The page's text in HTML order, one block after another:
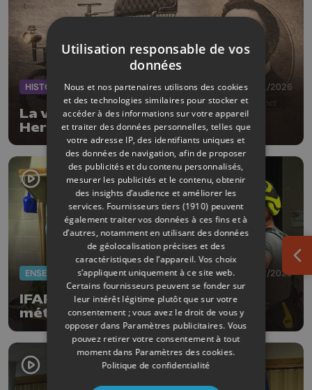
HISTOIRE 13/01/2026
La voiture hybride : inventée à
Herstal ?
ENSEIGNEMENT 12/12/2025
IFAPME : inauguration d'un pôle
métiers verts
Utilisation responsable de vos
données
Nous et nos partenaires utilisons des cookies
et des technologies similaires pour stocker et
accéder à des informations sur votre appareil
et traiter des données personnelles, telles que
votre adresse IP, des identifiants uniques et
des données de navigation, afin de proposer
des publicités et du contenu personnalisés,
mesurer les publicités et le contenu, obtenir
des insights d’audience et améliorer les
services. Fournisseurs tiers (1910) peuvent
également traiter vos données à ces fins et à
d’autres, notamment en utilisant des données
de géolocalisation précises et des
caractéristiques de l’appareil. Vos choix
s’appliquent uniquement à ce site web.
Certains fournisseurs peuvent se fonder sur
leur intérêt légitime plutôt que sur votre
consentement ; vous avez le droit de vous y
opposer dans Paramètres publicitaires. Vous
pouvez retirer votre consentement à tout
moment dans Paramètres des cookies.
Politique de confidentialité